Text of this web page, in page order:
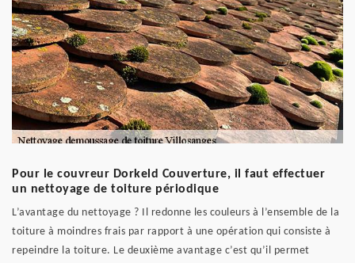
Pour le couvreur Dorkeld Couverture, il faut effectuer
un nettoyage de toiture périodique
L’avantage du nettoyage ? Il redonne les couleurs à l’ensemble de la
toiture à moindres frais par rapport à une opération qui consiste à
repeindre la toiture. Le deuxième avantage c’est qu’il permet